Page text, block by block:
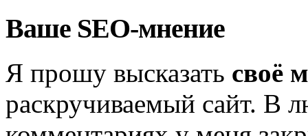
Ваше SEO-мнение
Я прошу высказать своё
раскручиваемый сайт. В